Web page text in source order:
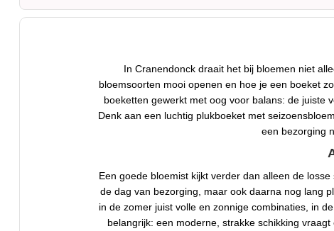
In Cranendonck draait het bij bloemen niet
bloemsoorten mooi openen en hoe je een boeket
boeketten gewerkt met oog voor balans: de juiste
Denk aan een luchtig plukboeket met
een bezorging
Een goede bloemist kijkt verder dan alleen de
de dag van bezorging, maar ook daarna nog lang
in de zomer juist volle en zonnige combinaties, in
belangrijk: een moderne, strakke schikking